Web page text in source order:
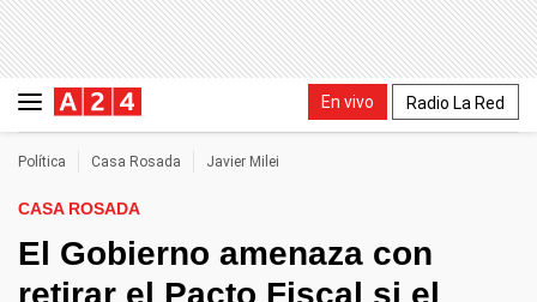
En vivo Radio La Red
Política Casa Rosada Javier Milei
CASA ROSADA
El Gobierno amenaza con
retirar el Pacto Fiscal si el